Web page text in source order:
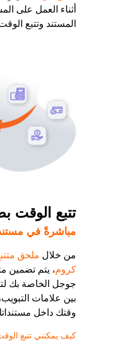
أثناء العمل على
المستند وتتبع
تتبع الوقت
مباشرةً في
من خلال ملحق
كروم، يتم تضمين
جوجل الخاصة بك
بين علامات
وقتك داخل
كيف يمكنني تتبع